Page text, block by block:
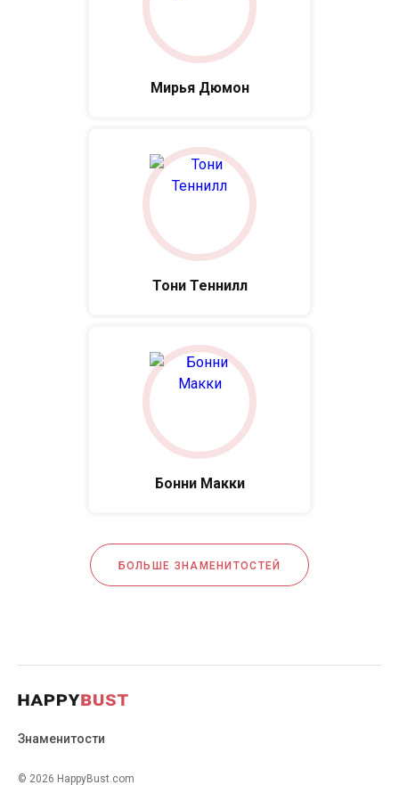
Мирья Дюмон
Тони Теннилл
Бонни Макки
БОЛЬШЕ ЗНАМЕНИТОСТЕЙ
Знаменитости
© 2026 HappyBust.com